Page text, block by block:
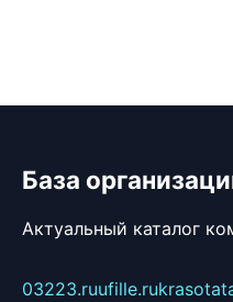
База
Актуальный каталог
03223.ruufille.ru